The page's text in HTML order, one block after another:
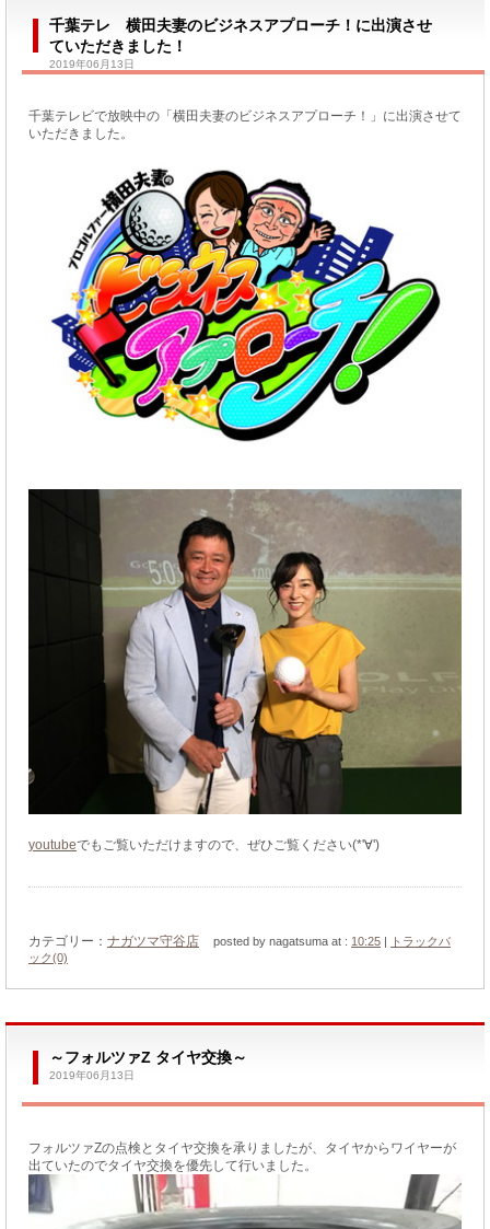
千葉テレ 横田夫妻のビジネスアプローチ！に出演させ
ていただきました！
2019年06月13日
千葉テレビで放映中の「横田夫妻のビジネスアプローチ！」に出演させて
いただきました。
youtubeでもご覧いただけますので、ぜひご覧ください(*'∀')
カテゴリー： ナガツマ守谷店 posted by nagatsuma at : 10:25 |
トラックバ
ック(0)
～フォルツァZ タイヤ交換～
2019年06月13日
フォルツァZの点検とタイヤ交換を承りましたが、タイヤからワイヤーが
出ていたのでタイヤ交換を優先して行いました。